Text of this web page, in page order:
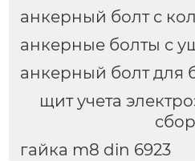
анкерный болт с
анкерные болты с
анкерный болт для
щит учета
гайка m8 din 6923